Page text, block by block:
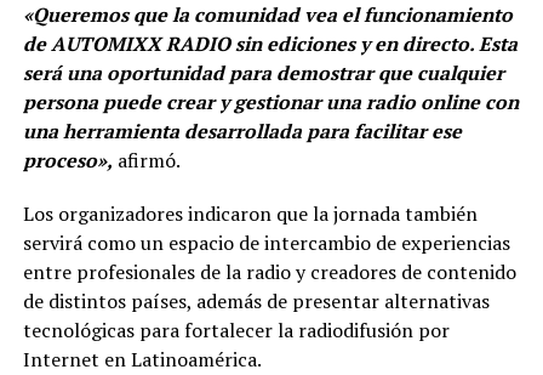
«Queremos que la comunidad vea el funcionamiento
de AUTOMIXX RADIO sin ediciones y en directo. Esta
será una oportunidad para demostrar que cualquier
persona puede crear y gestionar una radio online con
una herramienta desarrollada para facilitar ese
proceso», afirmó.
Los organizadores indicaron que la jornada también
servirá como un espacio de intercambio de experiencias
entre profesionales de la radio y creadores de contenido
de distintos países, además de presentar alternativas
tecnológicas para fortalecer la radiodifusión por
Internet en Latinoamérica.